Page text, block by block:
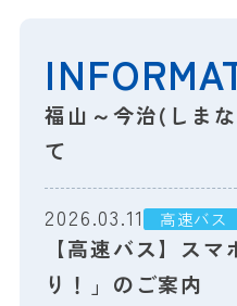
福山～今治(しま
て
2026.03.11 高速バス
【高速バス】ス
り！」のご案内